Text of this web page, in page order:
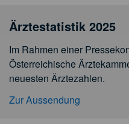
Ärztestatistik 2025
Im Rahmen einer
Österreichische
neuesten Ärztezahlen.
Zur Aussendung